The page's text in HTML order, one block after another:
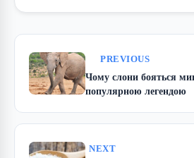
PREVIOUS
Чому слони бояться
популярною легендою
NEXT